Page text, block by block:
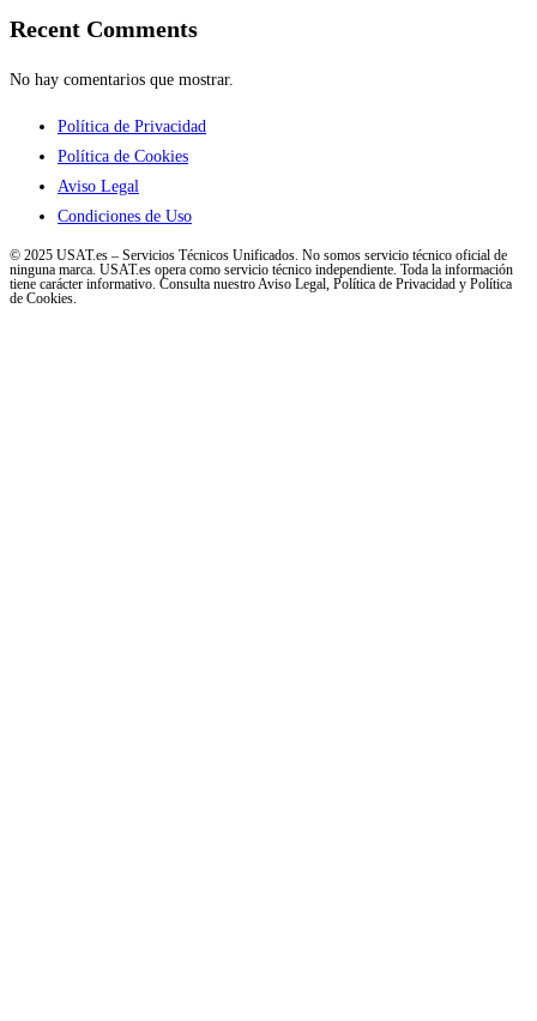
Recent Comments
No hay comentarios que mostrar.
Política de Privacidad
Política de Cookies
Aviso Legal
Condiciones de Uso
© 2025 USAT.es – Servicios Técnicos Unificados. No somos servicio técnico oficial de
ninguna marca. USAT.es opera como servicio técnico independiente. Toda la información
tiene carácter informativo. Consulta nuestro Aviso Legal, Política de Privacidad y Política
de Cookies.